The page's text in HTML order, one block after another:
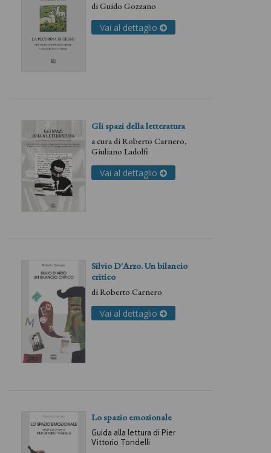
diGuido Gozzano
Vai al dettaglio
Gli spazi della letteratura
a cura diRoberto Carnero,
Giuliano Ladolfi
Vai al dettaglio
Silvio D'Arzo. Un bilancio
critico
diRoberto Carnero
Vai al dettaglio
Lo spazio emozionale
Guida alla lettura di Pier
Vittorio Tondelli